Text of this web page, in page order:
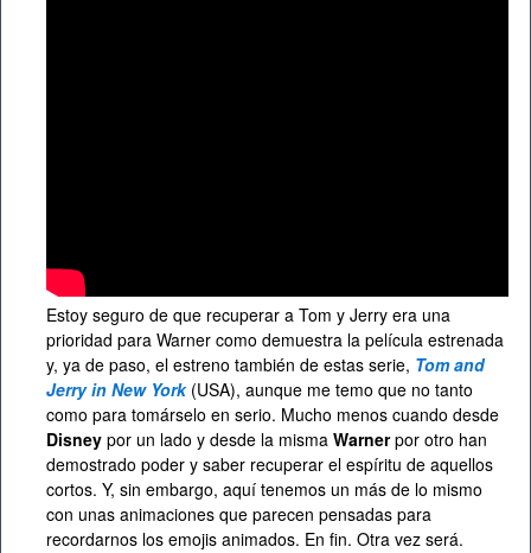
Estoy seguro de que recuperar a Tom y Jerry era una
prioridad para Warner como demuestra la película estrenada
y, ya de paso, el estreno también de estas serie, Tom and
Jerry in New York(USA), aunque me temo que no tanto
como para tomárselo en serio. Mucho menos cuando desde
Disney por un lado y desde la misma Warnerpor otro han
demostrado poder y saber recuperar el espíritu de aquellos
cortos. Y, sin embargo, aquí tenemos un más de lo mismo
con unas animaciones que parecen pensadas para
recordarnos los emojis animados. En fin. Otra vez será.